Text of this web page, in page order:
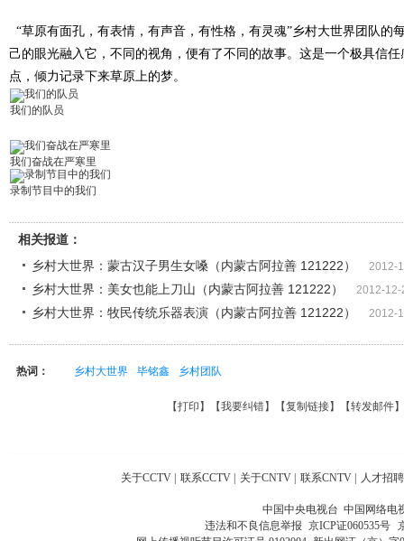
“草原有面孔，有表情，有声音，有性格，有灵魂”乡村大世界团队的
己的眼光融入它，不同的视角，便有了不同的故事。这是一个极具信
点，倾力记录下来草原上的梦。
我们的队员
我们奋战在严寒里
录制节目中的我们
相关报道：
乡村大世界：蒙古汉子男生女嗓（内蒙古阿拉善 121222）
2012-
乡村大世界：美女也能上刀山（内蒙古阿拉善 121222） 2012-12-
乡村大世界：牧民传统乐器表演（内蒙古阿拉善 121222） 2012-
热词： 乡村大世界 毕铭鑫 乡村团队
【打印 】【我要纠错】【复制链接】【转发邮件
关于CCTV 联系CCTV 关于CNTV 联系CNTV 人才招聘
中国中央电视台 中国网络电
违法和不良信息举报 京ICP证060535号